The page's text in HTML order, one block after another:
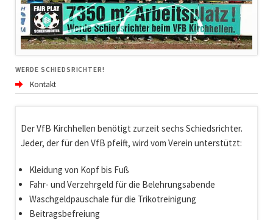
WERDE SCHIEDSRICHTER!
Kontakt
Der VfB Kirchhellen benötigt zurzeit sechs Schiedsrichter.
Jeder, der für den VfB pfeift, wird vom Verein unterstützt:
Kleidung von Kopf bis Fuß
Fahr- und Verzehrgeld für die Belehrungsabende
Waschgeldpauschale für die Trikotreinigung
Beitragsbefreiung